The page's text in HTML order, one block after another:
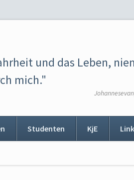
und das Leben,
mich."
Studenten KjE